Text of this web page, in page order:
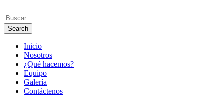
Inicio
Nosotros
¿Qué hacemos?
Equipo
Galería
Contáctenos